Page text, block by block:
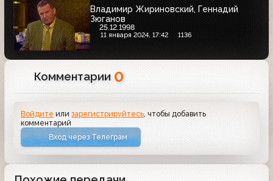
Владимир Жириновский, Геннадий
Зюганов
25.12.1998
11 января 2024, 17:42 1136
Комментарии 0
Войдите илизарегистрируйтесь, чтобы добавить
комментарий
Вход через Телеграм